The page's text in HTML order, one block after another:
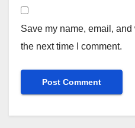
Save my name, email,
the next time I comment.